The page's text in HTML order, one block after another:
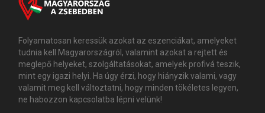
Folyamatosan keressük azokat az eszenciákat, amelyeket
tudnia kell Magyarországról, valamint azokat a rejtett és
meglepő helyeket, szolgáltatásokat, amelyek profivá teszik,
mint egy igazi helyi. Ha úgy érzi, hogy hiányzik valami, vagy
valamit meg kell változtatni, hogy minden tökéletes legyen,
ne habozzon kapcsolatba lépni velünk!